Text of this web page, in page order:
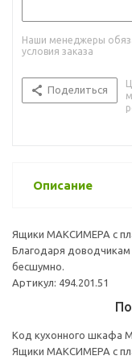
Наши менеджеры
условия заказа
Поделиться
Описание
Ящики МАКСИМЕРА с
Благодаря
бесшумно.
Артикул: 494.201.51
Код кухонного шкафа
Ящики МАКСИМЕРА с